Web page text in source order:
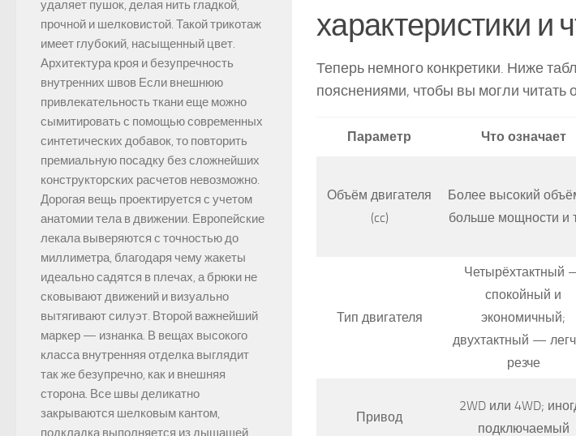
характеристики и
Теперь немного конкретики. Ниже
пояснениями, чтобы вы могли
Параметр Что означает
Объём двигателя
(cc)
Более высокий
больше мощности и
Тип двигателя
Четырёхтактный
спокойный и
экономичный;
двухтактный —
резче
Привод
2WD или 4WD;
подключаемый
удаляет пушок, делая нить гладкой,
прочной и шелковистой. Такой трикотаж
имеет глубокий, насыщенный цвет.
Архитектура кроя и безупречность
внутренних швов Если внешнюю
привлекательность ткани еще можно
сымитировать с помощью современных
синтетических добавок, то повторить
премиальную посадку без сложнейших
конструкторских расчетов невозможно.
Дорогая вещь проектируется с учетом
анатомии тела в движении. Европейские
лекала выверяются с точностью до
миллиметра, благодаря чему жакеты
идеально садятся в плечах, а брюки не
сковывают движений и визуально
вытягивают силуэт. Второй важнейший
маркер — изнанка. В вещах высокого
класса внутренняя отделка выглядит
так же безупречно, как и внешняя
сторона. Все швы деликатно
закрываются шелковым кантом,
подкладка выполняется из дышащей